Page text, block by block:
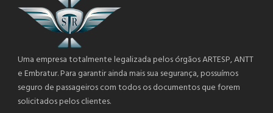
Uma empresa totalmente legalizada pelos órgãos ARTESP, ANTT
e Embratur. Para garantir ainda mais sua segurança, possuímos
seguro de passageiros com todos os documentos que forem
solicitados pelos clientes.